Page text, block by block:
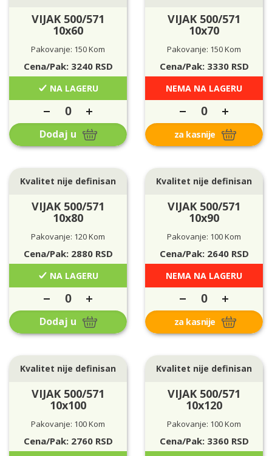
VIJAK 500/571
10x60
Pakovanje: 150 Kom
Cena/Pak: 3240RSD
NA LAGERU
Dodaj u
VIJAK 500/571
10x70
Pakovanje: 150 Kom
Cena/Pak: 3330RSD
NEMA NA LAGERU
za kasnije
Kvalitet nije definisan
VIJAK 500/571
10x80
Pakovanje: 120 Kom
Cena/Pak: 2880RSD
NA LAGERU
Dodaj u
Kvalitet nije definisan
VIJAK 500/571
10x90
Pakovanje: 100 Kom
Cena/Pak: 2640RSD
NEMA NA LAGERU
za kasnije
Kvalitet nije definisan
VIJAK 500/571
10x100
Pakovanje: 100 Kom
Cena/Pak: 2760RSD
Kvalitet nije definisan
VIJAK 500/571
10x120
Pakovanje: 100 Kom
Cena/Pak: 3360RSD